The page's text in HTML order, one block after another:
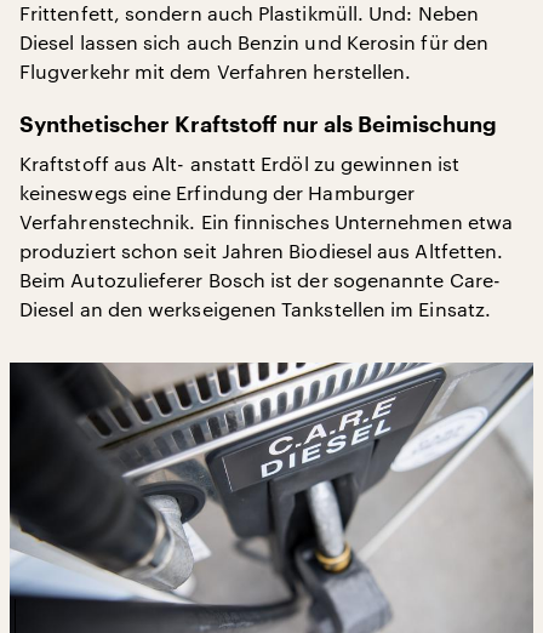
Frittenfett, sondern auch Plastikmüll. Und: Neben
Diesel lassen sich auch Benzin und Kerosin für den
Flugverkehr mit dem Verfahren herstellen.
Synthetischer Kraftstoff nur als Beimischung
Kraftstoff aus Alt- anstatt Erdöl zu gewinnen ist
keineswegs eine Erfindung der Hamburger
Verfahrenstechnik. Ein finnisches Unternehmen etwa
produziert schon seit Jahren Biodiesel aus Altfetten.
Beim Autozulieferer Bosch ist der sogenannte Care-
Diesel an den werkseigenen Tankstellen im Einsatz.